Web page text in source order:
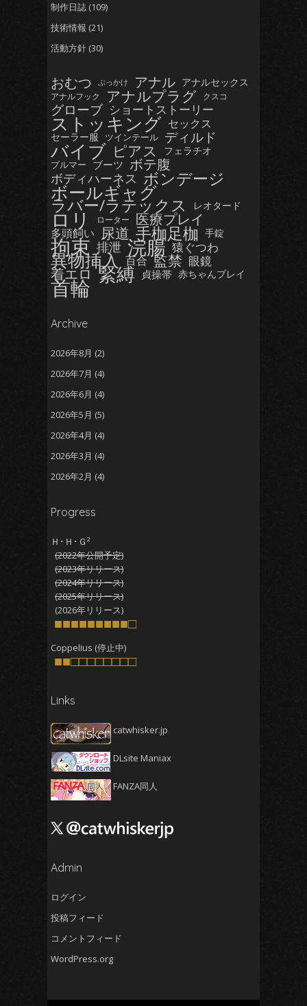
制作日誌 (109)
技術情報 (21)
活動方針 (30)
おむつ ぶっかけ アナル アナルセックス
アナルフック アナルプラグ クスコ
グローブ ショートストーリー
ストッキング セックス
セーラー服 ツインテール ディルド
バイブ ピアス フェラチオ
ブルマー ブーツ ボテ腹
ボディハーネス ボンデージ
ボールギャグ
ラバー/ラテックス レオタード
ロリ ローター 医療プレイ
多頭飼い 尿道 手枷足枷 手錠
拘束 排泄 浣腸 猿ぐつわ
異物挿入 百合 監禁 眼鏡
着エロ 緊縛 貞操帯 赤ちゃんプレイ
首輪
Archive
2026年8月 (2)
2026年7月 (4)
2026年6月 (4)
2026年5月 (5)
2026年4月 (4)
2026年3月 (4)
2026年2月 (4)
2025年12月
2025年11月
2025年10月(4)
2025年9月 (4)
2025年8月(5)
2025年7月(4)
(4)
2025年5月(5)
2025年3月
2025年2月(4)
2025年1月(5)
2024年12月(5)
2024年11月(5)
2024年9月(4)
2024年7月
Progress
Ｈ･Ｈ･Ｇ²
(2022年公開予定)
(2023年リリース)
(2024年リリース)
(2025年リリース)
(2026年リリース)
■■■■■■■■■□
Coppelius (停止中)
■■□□□□□□□□
Links
catwhisker.jp
DLsite Maniax
FANZA同人
Admin
ログイン
投稿フィード
コメントフィード
WordPress.org